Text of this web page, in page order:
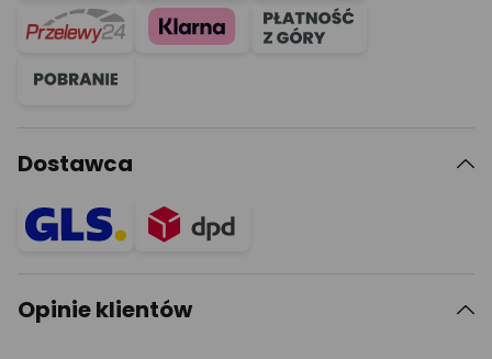
Dostawca
Opinie klientów